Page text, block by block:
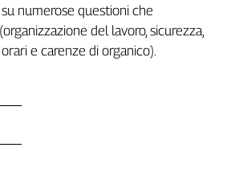
numerose questioni che
del lavoro, sicurezza,
e carenze di organico).